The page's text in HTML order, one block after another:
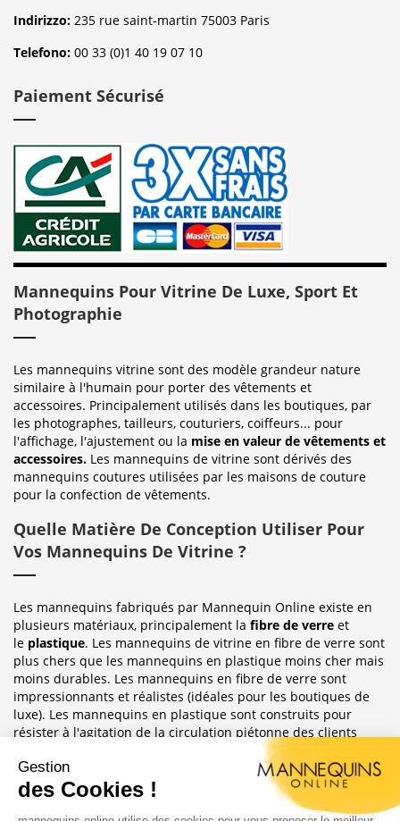
Indirizzo: 235 rue saint-martin 75003 Paris
Telefono: 00 33 (0)1 40 19 07 10
Paiement Sécurisé
Mannequins Pour Vitrine De Luxe, Sport Et
Photographie
Les mannequins vitrine sont des modèle grandeur nature
similaire à l'humain pour porter des vêtements et
accessoires. Principalement utilisés dans les boutiques, par
les photographes, tailleurs, couturiers, coiffeurs... pour
l'affichage, l'ajustement ou la mise en valeur de vêtements et
accessoires. Les mannequins de vitrine sont dérivés des
mannequins coutures utilisées par les maisons de couture
pour la confection de vêtements.
Quelle Matière De Conception Utiliser Pour
Vos Mannequins De Vitrine ?
Les mannequins fabriqués par Mannequin Online existe en
plusieurs matériaux, principalement la fibre de verre et
le plastique. Les mannequins de vitrine en fibre de verre sont
plus chers que les mannequins en plastique moins cher mais
moins durables. Les mannequins en fibre de verre sont
impressionnants et réalistes (idéales pour les boutiques de
luxe). Les mannequins en plastique sont construits pour
résister à l'agitation de la circulation piétonne des clients
habituellement observée dans le magasin où ils sont placés.
Sublimez Vos Boutiques, Vitrines Et